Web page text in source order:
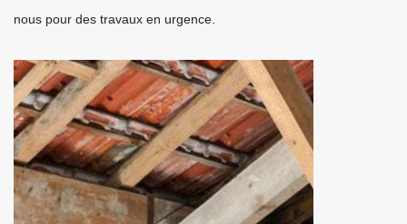
nous pour des travaux en urgence.